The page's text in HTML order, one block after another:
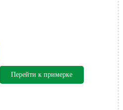
Перейти к примерке